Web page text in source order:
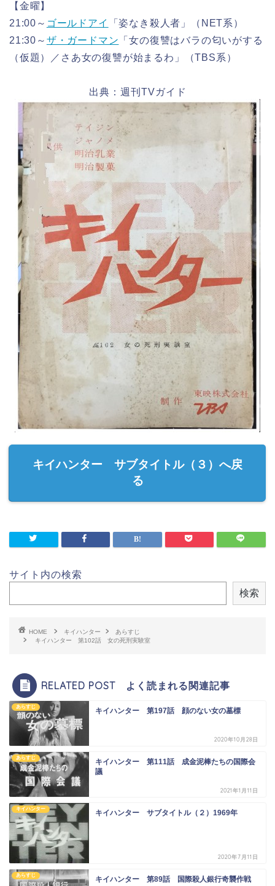
【金曜】
21:00～ ゴールドアイ
「姿なき殺人者」（NET系）
21:30～ ザ・ガードマン 「女の復讐はバラの匂いがする
（仮題）／さあ女の復讐が始まるわ」（TBS系）
出典：週刊TVガイド
キイハンター サブタイトル（３）へ戻
る
サイト内の検索
検索
HOME キイハンター
あらすじ
キイハンター 第102話 女の死刑実験室
RELATED POST よく読まれる関連記事
あらすじ キイハンター 第197話 顔のない女の墓標
2020年10月28日
あらすじ
キイハンター 第111話 成金泥棒たちの国際会
議
2021年1月11日
キイハンター キイハンター サブタイトル（２）1969年
2020年7月11日
あらすじ キイハンター 第89話 国際殺人銀行奇襲作戦